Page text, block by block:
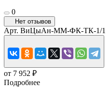
0
Нет отзывов
Арт. ВиЦыАн-ММ-ФК-ТК-1/1
от 7 952 ₽
Подробнее